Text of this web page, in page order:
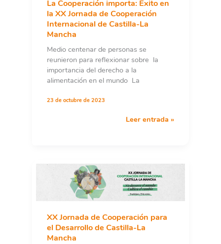
La Cooperación importa: Éxito en
la XX Jornada de Cooperación
Internacional de Castilla-La
Mancha
Medio centenar de personas se
reunieron para reflexionar sobre la
importancia del derecho a la
alimentación en el mundo La
23 de octubre de 2023
La
la
XX
Jornada
de
Cooperación
Internacional
de
Leer entrada »
XX Jornada de Cooperación para
el Desarrollo de Castilla-La
Mancha